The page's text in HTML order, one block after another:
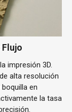
Flujo
impresión 3D.
alta resolución
en
la tasa